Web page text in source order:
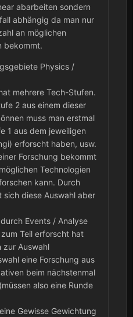
abarbeiten sondern
abhängig da man nur
an möglichen
bekommt.
Physics /
mehrere Tech-Stufen.
2 aus einem dieser
muss man erstmal
1 aus dem jeweiligen
erforscht haben, usw.
Forschung bekommt
Technologien
kann. Durch
sich diese Auswahl aber
Events / Analyse
Teil erforscht hat
zur Auswahl
eine Forschung aus
beim nächstenmal
also eine Runde
Gewisse Gewichtung